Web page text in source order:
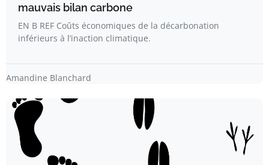
mauvais bilan carbone
EN B REF Coûts économiques de la décarbonation
inférieurs à l’inaction climatique.
Amandine Blanchard